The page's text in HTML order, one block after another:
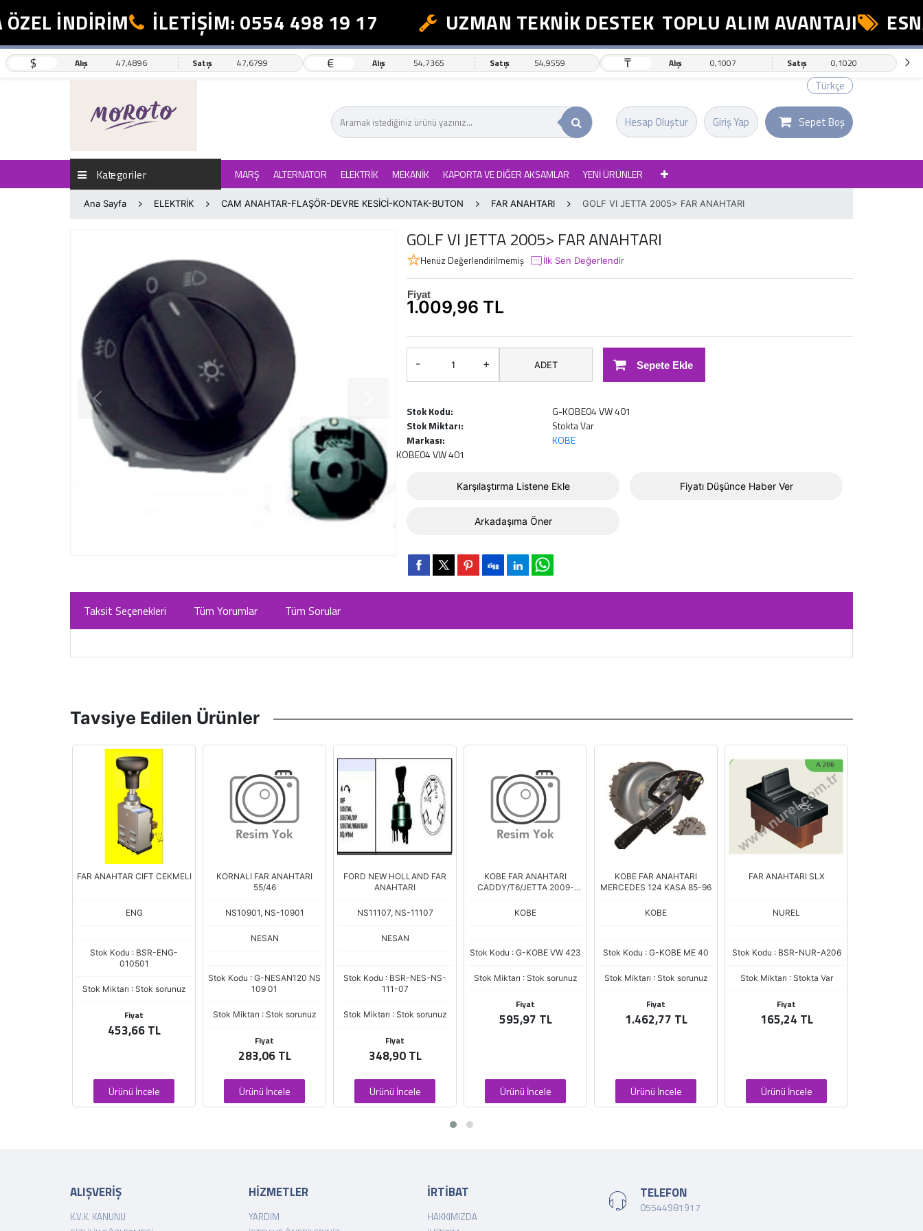
İNDİRİM İLETİŞİM: 0554 498 19 17 UZMAN TEKNİK DESTEK TOPLU ALIM AVANTAJI
$ Alış 47,4896 Satış 47,6799 € Alış 54,7365 Satış 54,9559 ₸ Alış 0,1007 Satış 0,1020
Türkçe
Giriş Yap
Hesap Oluştur Sepet Boş
Kategoriler MARŞ ALTERNATOR ELEKTRİK MEKANİK KAPORTA VE DİĞER AKSAMLAR YENİ ÜRÜNLER
Ana Sayfa ELEKTRİK CAM ANAHTAR-FLAŞÖR-DEVRE KESİCİ-KONTAK-BUTON FAR ANAHTARI GOLF VI JETTA 2005> FAR ANAHTARI
GOLF VI JETTA 2005> FAR ANAHTARI
Henüz Değerlendirilmemiş İlk Sen Değerlendir
Fiyat
1.009,96 TL
- + ADET Sepete Ekle
Stok Kodu:
G-KOBE04 VW 401
Stok Miktarı:
Stokta Var
Markası:
KOBE
KOBE04 VW 401
Karşılaştırma Listene Ekle Fiyatı Düşünce Haber Ver
Arkadaşıma Öner
Taksit Seçenekleri Tüm Yorumlar Tüm Sorular
Tavsiye Edilen Ürünler
FAR ANAHTAR CIFT CEKMELI
ENG
Stok Kodu : BSR-ENG-
010501
Stok Miktarı : Stok sorunuz
Fiyat
453,66 TL
Ürünü İncele
KORNALI FAR ANAHTARI
55/46
NS10901, NS-10901
NESAN
Stok Kodu : G-NESAN120 NS
109 01
Stok Miktarı : Stok sorunuz
Fiyat
283,06 TL
Ürünü İncele
FORD NEW HOLLAND FAR
ANAHTARI
NS11107, NS-11107
NESAN
Stok Kodu : BSR-NES-NS-
111-07
Stok Miktarı : Stok sorunuz
Fiyat
348,90 TL
Ürünü İncele
KOBE FAR ANAHTARI
CADDY/T6/JETTA 2009-
KOBE
Stok Kodu : G-KOBE VW 423
Stok Miktarı : Stok sorunuz
Fiyat
595,97 TL
Ürünü İncele
KOBE FAR ANAHTARI
MERCEDES 124 KASA 85-96
KOBE
Stok Kodu : G-KOBE ME 40
Stok Miktarı : Stok sorunuz
Fiyat
1.462,77 TL
Ürünü İncele
FAR ANAHTARI SLX
NUREL
Stok Kodu : BSR-NUR-A206
Stok Miktarı : Stokta Var
Fiyat
165,24 TL
Ürünü İncele
ALIŞVERİŞ
K.V.K. KANUNU
HİZMETLER
YARDIM
İRTİBAT
HAKKIMIZDA
TELEFON
05544981917